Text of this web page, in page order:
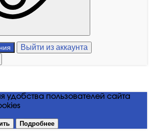
Выйти из аккаунта
удобства пользователей сайта
Подробнее